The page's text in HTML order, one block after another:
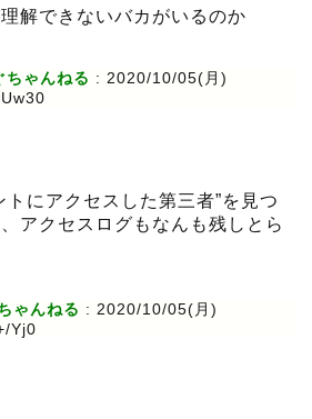
解できないバカがいるのか
ちゃんねる : 2020/10/05(月)
トにアクセスした第三者”を見つ
アクセスログもなんも残しとら
ゃんねる : 2020/10/05(月)
Yj0